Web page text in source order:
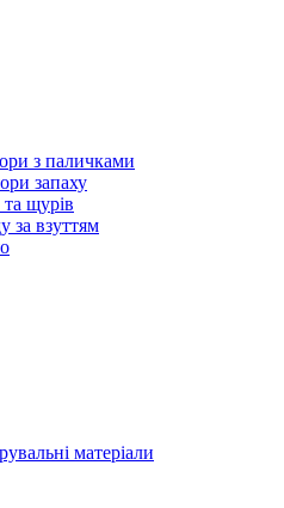
з паличками
запаху
щурів
за взуттям
матеріали